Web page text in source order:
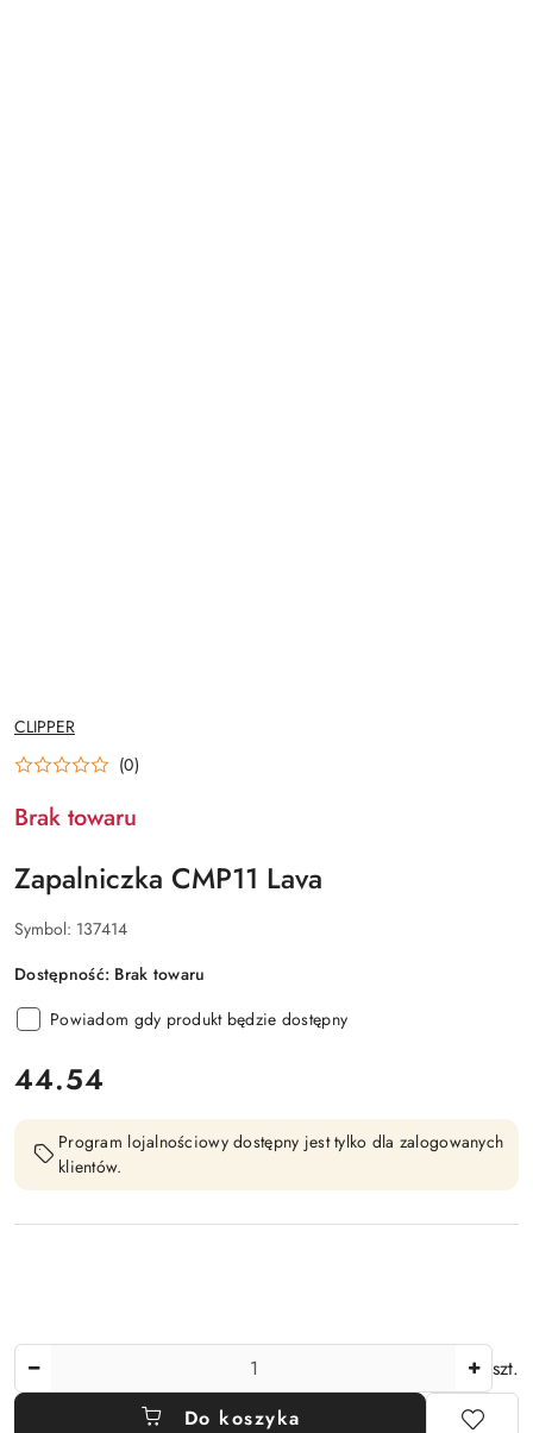
NAZWA
PRODUCENTA:
CLIPPER
(0)
Brak towaru
Zapalniczka CMP11 Lava
Symbol: 137414
Dostępność: Brak towaru
Powiadom gdy produkt będzie dostępny
cena:
44.54
Program lojalnościowy dostępny jest tylko dla zalogowanych
klientów.
szt.
Do koszyka